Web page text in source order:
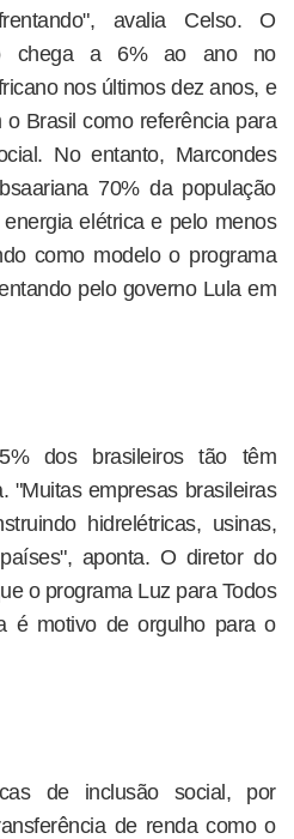
avalia Celso. O
chega a 6% ao ano no
nos últimos dez anos, e
Brasil como referência para
No entanto, Marcondes
70% da população
elétrica e pelo menos
como modelo o programa
pelo governo Lula em
dos brasileiros tão têm
"Muitas empresas brasileiras
hidrelétricas, usinas,
aponta. O diretor do
o programa Luz para Todos
é motivo de orgulho para o
de inclusão social, por
de renda como o